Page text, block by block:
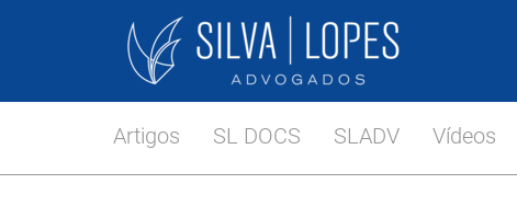
Artigos SL DOCS SLADV Vídeos